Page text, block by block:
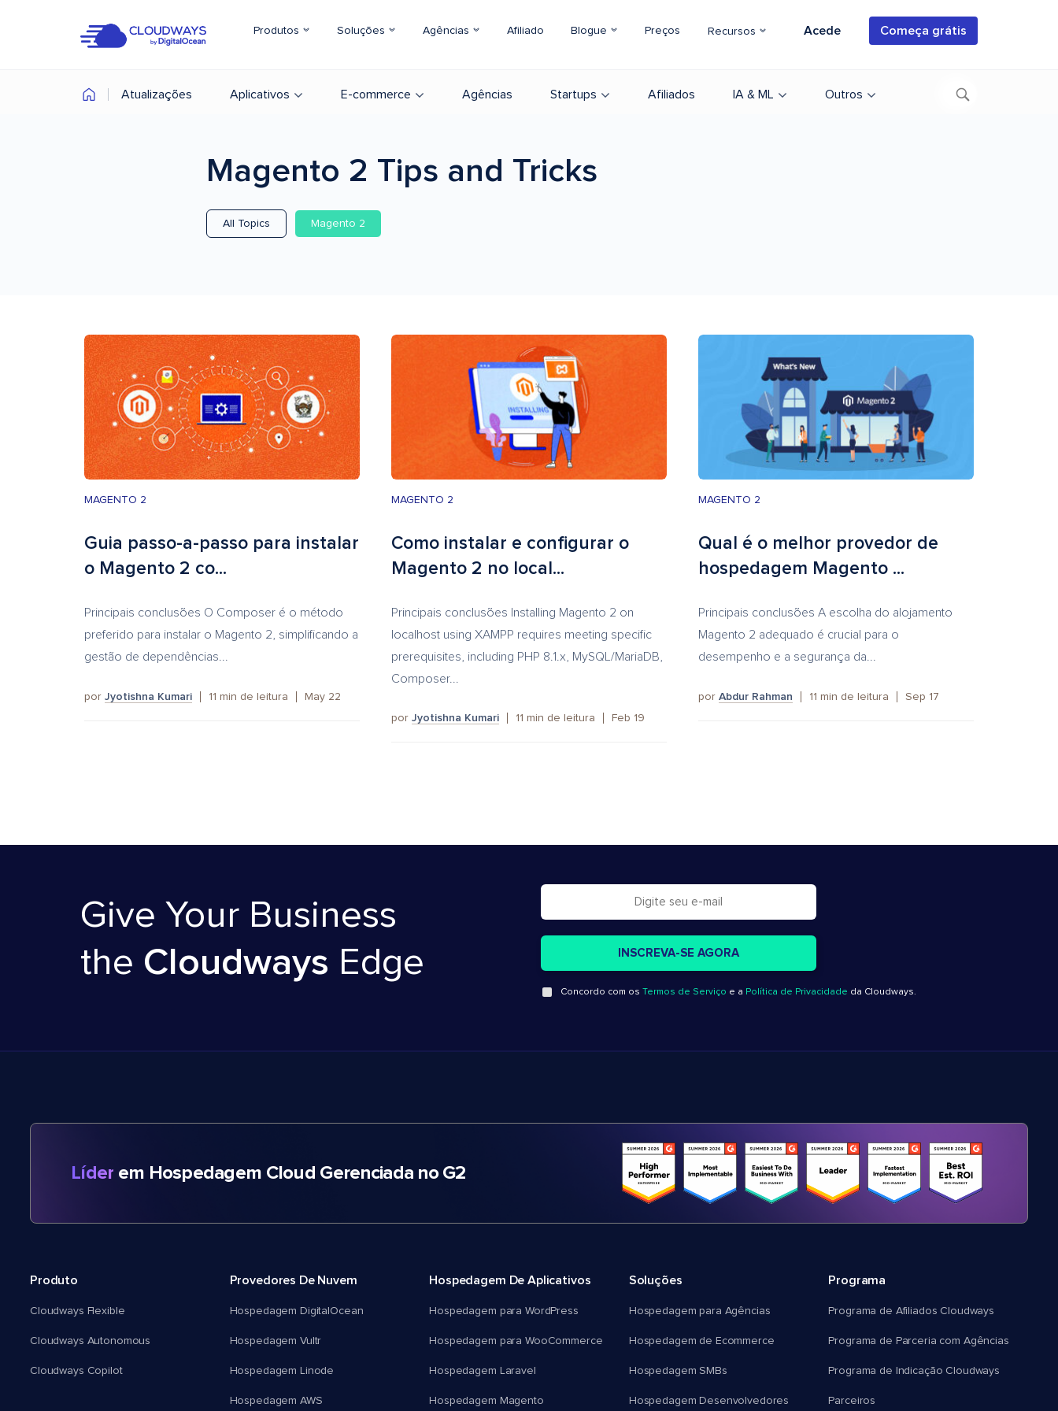
Produtos Soluções Agências Afiliado Blogue Preços Recursos Acede Começa grátis
Atualizações Aplicativos E-commerce Agências Startups Afiliados IA & ML Outros
Magento 2 Tips and Tricks
All Topics Magento 2
MAGENTO 2
Guia passo-a-passo para instalar
o Magento 2 co...
Principais conclusões O Composer é o método
preferido para instalar o Magento 2, simplificando a
gestão de dependências...
por Jyotishna Kumari 11 min de leitura May 22
MAGENTO 2
Como instalar e configurar o
Magento 2 no local...
Principais conclusões Installing Magento 2 on
localhost using XAMPP requires meeting specific
prerequisites, including PHP 8.1.x, MySQL/MariaDB,
Composer...
por Jyotishna Kumari 11 min de leitura Feb 19
MAGENTO 2
Qual é o melhor provedor de
hospedagem Magento ...
Principais conclusões A escolha do alojamento
Magento 2 adequado é crucial para o
desempenho e a segurança da...
por Abdur Rahman 11 min de leitura Sep 17
Give Your Business
the Cloudways Edge
Concordo com os Termos de Serviço e a Política de Privacidade da Cloudways.
Líder em Hospedagem Cloud Gerenciada no G2
Produto
Cloudways Flexible
Cloudways Autonomous
Cloudways Copilot
Provedores De Nuvem
Hospedagem DigitalOcean
Hospedagem Vultr
Hospedagem Linode
Hospedagem AWS
Hospedagem De Aplicativos
Hospedagem para WordPress
Hospedagem para WooCommerce
Hospedagem Laravel
Hospedagem Magento
Soluções
Hospedagem para Agências
Hospedagem de Ecommerce
Hospedagem SMBs
Hospedagem Desenvolvedores
Programa
Programa de Afiliados Cloudways
Programa de Parceria com Agências
Programa de Indicação Cloudways
Parceiros